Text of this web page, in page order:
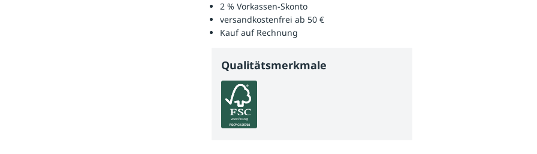
2 % Vorkassen-Skonto
versandkostenfrei ab 50 €
Kauf auf Rechnung
Qualitätsmerkmale